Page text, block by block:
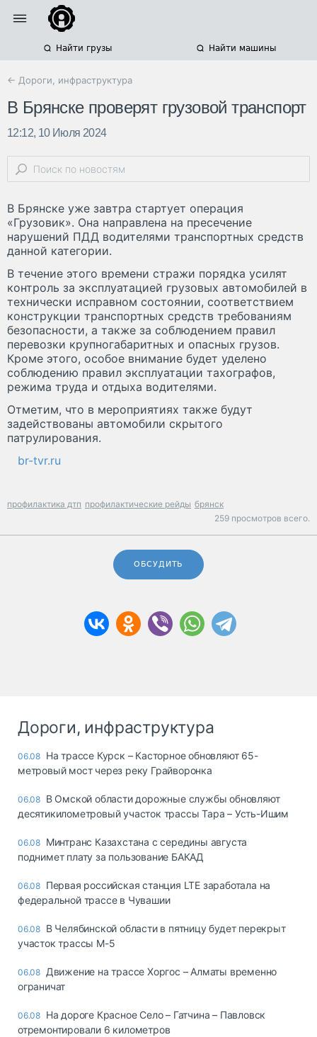
Найти грузы Найти машины
← Дороги, инфраструктура
В Брянске проверят грузовой транспорт
12:12, 10 Июля 2024
В Брянске уже завтра стартует операция
«Грузовик». Она направлена на пресечение
нарушений ПДД водителями транспортных средств
данной категории.
В течение этого времени стражи порядка усилят
контроль за эксплуатацией грузовых автомобилей в
технически исправном состоянии, соответствием
конструкции транспортных средств требованиям
безопасности, а также за соблюдением правил
перевозки крупногабаритных и опасных грузов.
Кроме этого, особое внимание будет уделено
соблюдению правил эксплуатации тахографов,
режима труда и отдыха водителями.
Отметим, что в мероприятиях также будут
задействованы автомобили скрытого
патрулирования.
br-tvr.ru
профилактика дтп профилактические рейды брянск
259 просмотров всего.
ОБСУДИТЬ
Дороги, инфраструктура
06.08 На трассе Курск – Касторное обновляют 65-
метровый мост через реку Грайворонка
06.08 В Омской области дорожные службы обновляют
десятикилометровый участок трассы Тара – Усть-Ишим
06.08 Минтранс Казахстана с середины августа
поднимет плату за пользование БАКАД
06.08 Первая российская станция LTE заработала на
федеральной трассе в Чувашии
06.08 В Челябинской области в пятницу будет перекрыт
участок трассы М-5
06.08 Движение на трассе Хоргос – Алматы временно
ограничат
06.08 На дороге Красное Село – Гатчина – Павловск
отремонтировали 6 километров